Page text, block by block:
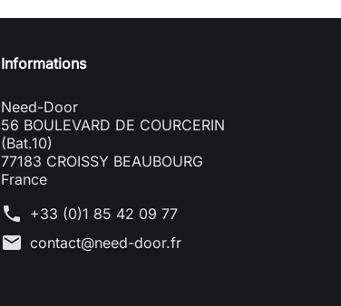
Informations
Need-Door
56 BOULEVARD DE COURCERIN
(Bat.10)
77183 CROISSY BEAUBOURG
France
phone +33 (0)1 85 42 09 77
mail contact@need-door.fr